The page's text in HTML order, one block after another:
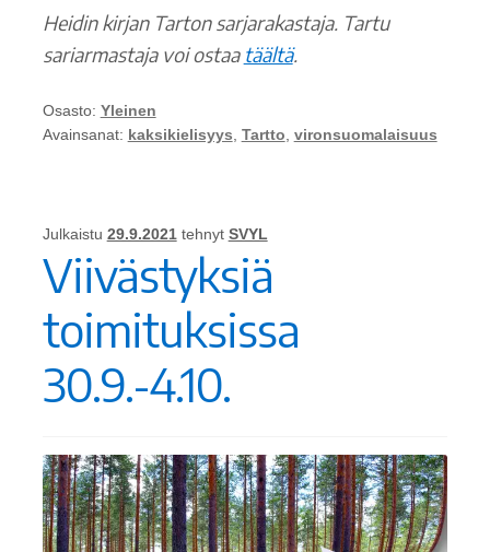
Heidin kirjan Tarton sarjarakastaja. Tartu
sariarmastaja voi ostaa täältä.
Osasto: Yleinen
Avainsanat: kaksikielisyys Tartto vironsuomalaisuus
Julkaistu 29.9.2021 tehnyt SVYL
Viivästyksiä
toimituksissa
30.9.-4.10.